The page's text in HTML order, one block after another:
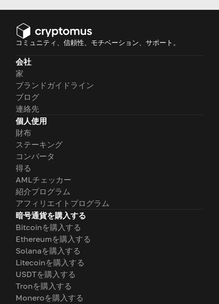
コミュニティ、信頼性、モチベーション、サポート。
会社
家
ブランドガイドライン
ブログ
連絡先
個人使用
財布
ステーキング
コンバータ
得る
AMLチェッカー
紹介プログラム
アフィリエイトプログラム
暗号通貨を購入する
Bitcoinを購入する
Ethereumを購入する
Solanaを購入する
Litecoinを購入する
USDTを購入する
Tronを購入する
Moneroを購入する